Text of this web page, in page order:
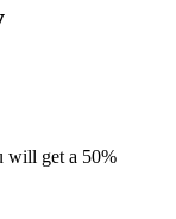
will get a 50%